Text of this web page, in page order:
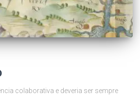
colaborativa e deveria ser sempre